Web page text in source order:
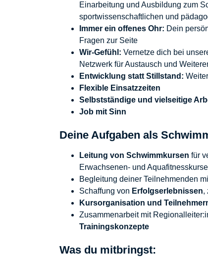
Einarbeitung und Ausbildung zum
sportwissenschaftlichen und
Immer ein offenes Ohr: Dein
Fragen zur Seite
Wir-Gefühl: Vernetze dich bei
Netzwerk für Austausch und
Entwicklung statt Stillstand:
Flexible Einsatzzeiten
Selbstständige und vielseitige
Job mit Sinn
Deine Aufgaben als
Leitung von Schwimmkursen für
Erwachsenen- und
Begleitung deiner Teilnehmenden
Schaffung von Erfolgserlebnissen,
Kursorganisation und
Zusammenarbeit mit
Trainingskonzepte
Was du mitbringst: